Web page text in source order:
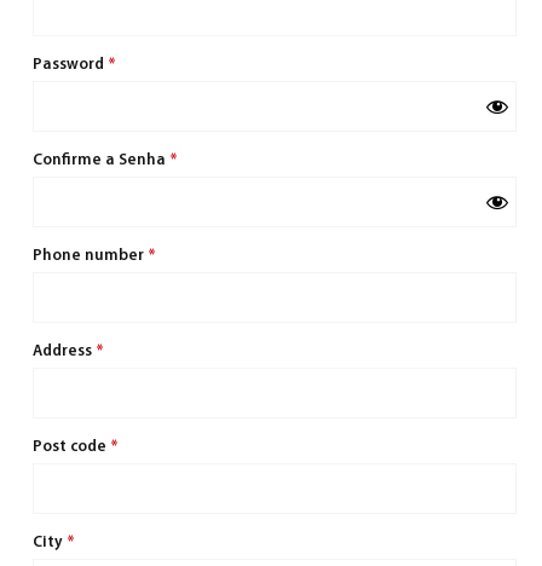
Password *
Confirme a Senha *
Phone number *
Address *
Post code *
City *